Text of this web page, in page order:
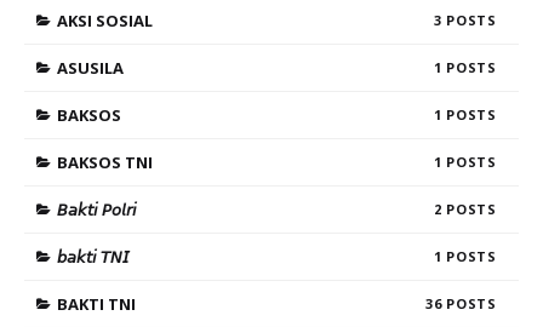
AKSI SOSIAL 3
ASUSILA 1
BAKSOS 1
BAKSOS TNI 1
𝘉𝘢𝘬𝘵𝘪 𝘗𝘰𝘭𝘳𝘪 2
𝘣𝘢𝘬𝘵𝘪 𝘛𝘕𝘐 1
BAKTI TNI 36